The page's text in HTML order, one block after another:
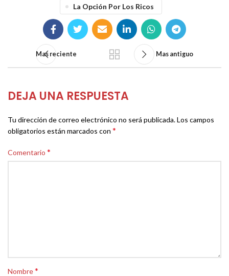
La Opción Por Los Ricos
Mas reciente Mas antiguo
DEJA UNA RESPUESTA
Tu dirección de correo electrónico no será publicada.Los campos
obligatorios están marcados con *
Comentario *
Nombre*